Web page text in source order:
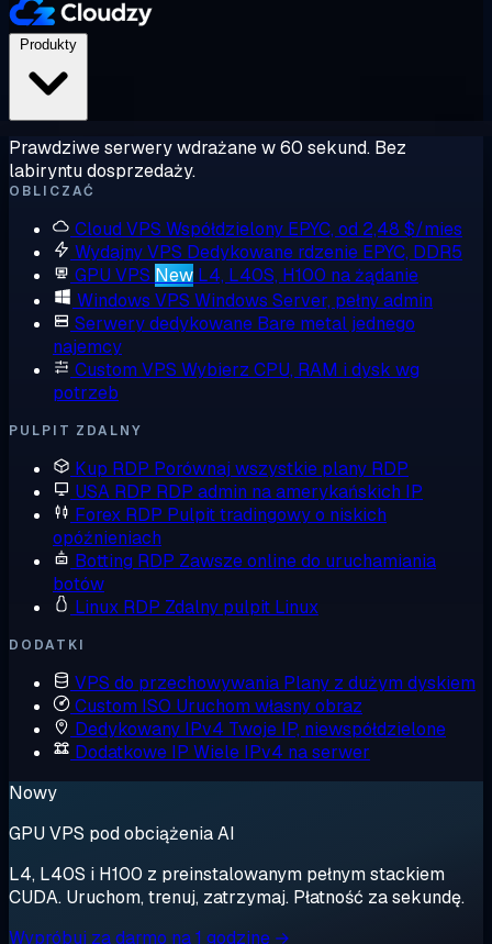
Prawdziwe serwery wdrażane w 60 sekund. Bez
labiryntu dosprzedaży.
OBLICZAĆ
Cloud VPS Współdzielony EPYC, od 2,48 $/mies
Wydajny VPS Dedykowane rdzenie EPYC, DDR5
GPU VPS New L4, L40S, H100 na żądanie
Windows VPS Windows Server, pełny admin
Serwery dedykowane Bare metal jednego
najemcy
Custom VPS Wybierz CPU, RAM i dysk wg
potrzeb
PULPIT ZDALNY
Kup RDP Porównaj wszystkie plany RDP
USA RDP RDP admin na amerykańskich IP
Forex RDP Pulpit tradingowy o niskich
opóźnieniach
Botting RDP Zawsze online do uruchamiania
botów
Linux RDP Zdalny pulpit Linux
DODATKI
VPS do przechowywania Plany z dużym dyskiem
Custom ISO Uruchom własny obraz
Dedykowany IPv4 Twoje IP, niewspółdzielone
Dodatkowe IP Wiele IPv4 na serwer
Nowy
GPU VPS pod obciążenia AI
L4, L40S i H100 z preinstalowanym pełnym stackiem
CUDA. Uruchom, trenuj, zatrzymaj. Płatność za sekundę.
Wypróbuj za darmo na 1 godzinę →